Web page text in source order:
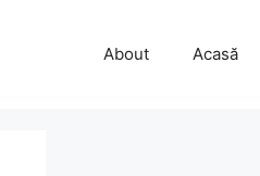
About Acasă